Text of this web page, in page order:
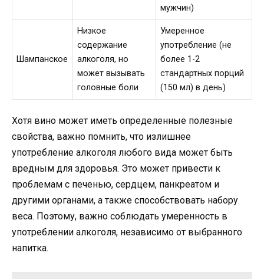
мужчин)
Шампанское
Низкое
содержание
алкоголя, но
может вызывать
головные боли
Умеренное
употребление (не
более 1-2
стандартных порций
(150 мл) в день)
Хотя вино может иметь определенные полезные
свойства, важно помнить, что излишнее
употребление алкоголя любого вида может быть
вредным для здоровья. Это может привести к
проблемам с печенью, сердцем, панкреатом и
другими органами, а также способствовать набору
веса. Поэтому, важно соблюдать умеренность в
употреблении алкоголя, независимо от выбранного
напитка.